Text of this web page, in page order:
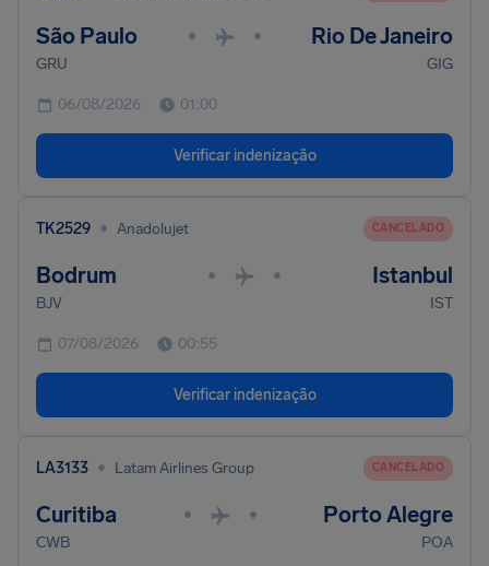
São Paulo • • Rio De Janeiro
GRU GIG
06/08/2026 01:00
Verificar indenização
TK2529 • Anadolujet CANCELADO
Bodrum • • Istanbul
BJV IST
07/08/2026 00:55
Verificar indenização
LA3133 • Latam Airlines Group CANCELADO
Curitiba • • Porto Alegre
CWB POA